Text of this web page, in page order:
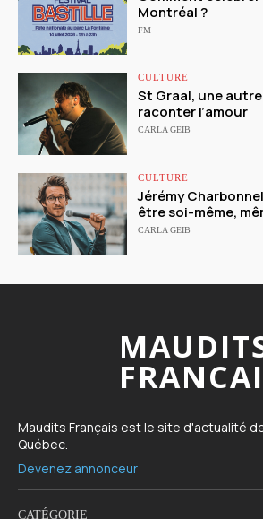
Montréal ?
FM
CULTURE
St Graal, une
raconter l’amour
CARLA GEIB
CULTURE
Jérémy
être soi-même,
CARLA GEIB
Maudits Français est le site d'actualité
Québec.
Devenez annonceur
CATÉGORIE